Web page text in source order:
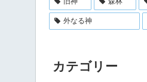
外なる神
カテゴリー